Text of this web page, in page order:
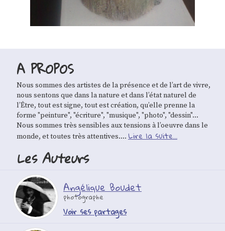
A PROPOS
Nous sommes des artistes de la présence et de l’art de vivre,
nous sentons que dans la nature et dans l’état naturel de
l’Être, tout est signe, tout est création, qu’elle prenne la
forme "peinture", "écriture", "musique", "photo", "dessin"...
Nous sommes très sensibles aux tensions à l’oeuvre dans le
monde, et toutes très attentives.... Lire la suite...
Les Auteurs
Angélique Boudet
photographe
Voir ses partages